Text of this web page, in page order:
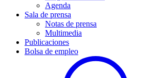
Agenda
Sala de prensa
Notas de prensa
Multimedia
Publicaciones
Bolsa de empleo